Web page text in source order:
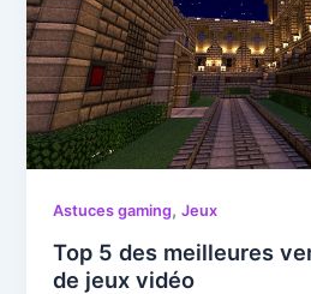
Astuces gaming,Jeux
Top 5 des meilleures
de jeux vidéo